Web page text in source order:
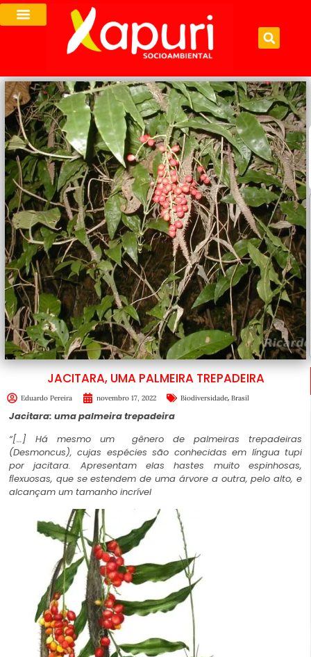
JACITARA, UMA PALMEIRA TREPADEIRA
Eduardo Pereira novembro 17, 2022 Biodiversidade, Brasil
Jacitara: uma palmeira trepadeira
“[…] Há mesmo um gênero de palmeiras trepadeiras
(Desmoncus), cujas espécies são conhecidas em língua tupi
por jacitara. Apresentam elas hastes muito espinhosas,
ﬂexuosas, que se estendem de uma árvore a outra, pelo alto, e
alcançam um tamanho incrível